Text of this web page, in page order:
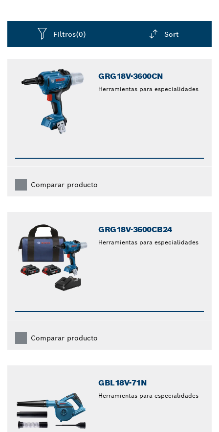
Filtros(0) Sort
GRG18V-3600CN
Herramientas para especialidades
Comparar producto
GRG18V-3600CB24
Herramientas para especialidades
Comparar producto
GBL18V-71N
Herramientas para especialidades